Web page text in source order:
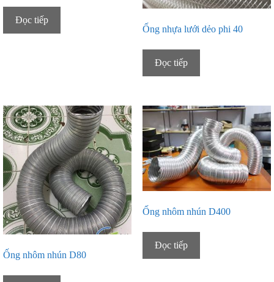
Đọc tiếp
Ống nhựa lưới dẻo phi 40
Đọc tiếp
Ống nhôm nhún D80
Ống nhôm nhún D400
Đọc tiếp